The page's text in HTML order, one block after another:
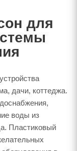
для
дачи, коттеджа.
воды из
Пластиковый